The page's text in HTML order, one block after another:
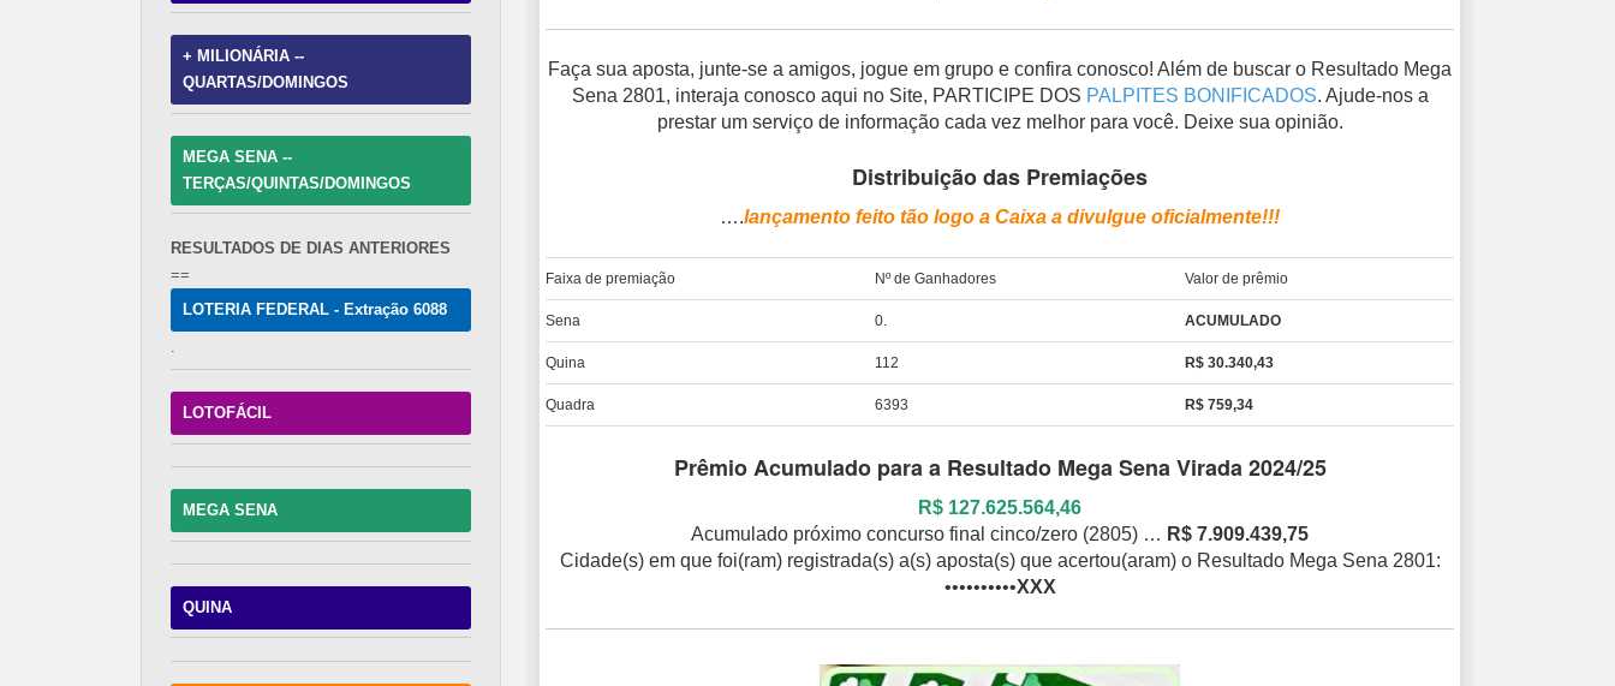
Faça sua aposta, junte-se a amigos, jogue em grupo e confira conosco! Além de buscar o Resultado Mega
Sena 2801, interaja conosco aqui no Site, PARTICIPE DOS PALPITES BONIFICADOS. Ajude-nos a
prestar um serviço de informação cada vez melhor para você. Deixe sua opinião.
Distribuição das Premiações
….lançamento feito tão logo a Caixa a divulgue oficialmente!!!
Faixa de premiação Nº de Ganhadores Valor de prêmio
Sena 0. ACUMULADO
Quina 112 R$ 30.340,43
Quadra 6393 R$ 759,34
Prêmio Acumulado para a Resultado Mega Sena Virada 2024/25
R$ 127.625.564,46
Acumulado próximo concurso final cinco/zero (2805) … R$ 7.909.439,75
Cidade(s) em que foi(ram) registrada(s) a(s) aposta(s) que acertou(aram) o Resultado Mega Sena 2801:
••••••••••XXX
+ MILIONÁRIA --
QUARTAS/DOMINGOS
MEGA SENA --
TERÇAS/QUINTAS/DOMINGOS
RESULTADOS DE DIAS ANTERIORES
==
LOTERIA FEDERAL - Extração 6088
.
LOTOFÁCIL
MEGA SENA
QUINA